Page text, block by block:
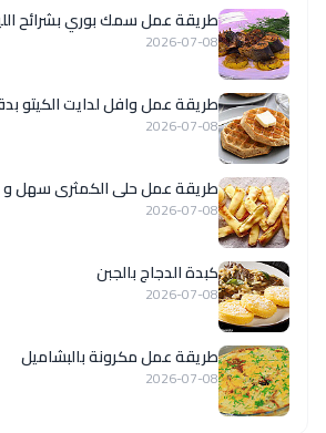
طريقة عمل سمك بوري بشرائح
2026-07-08
طريقة عمل وافل لدايت الكيتو
2026-07-08
طريقة عمل حلى الكمثرى سهل
2026-07-08
كبدة الدجاج بالجبن
2026-07-08
طريقة عمل مكرونة بالبشاميل
2026-07-08